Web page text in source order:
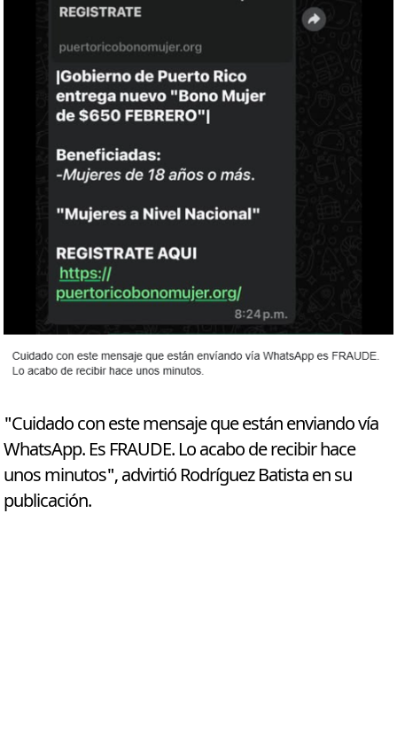
"Cuidado con este mensaje que están enviando vía
WhatsApp. Es FRAUDE. Lo acabo de recibir hace
unos minutos", advirtió Rodríguez Batista en su
publicación.